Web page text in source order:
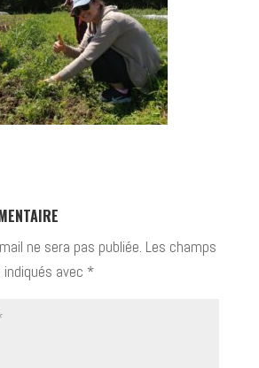
ne sera pas publiée. Les champs
avec *